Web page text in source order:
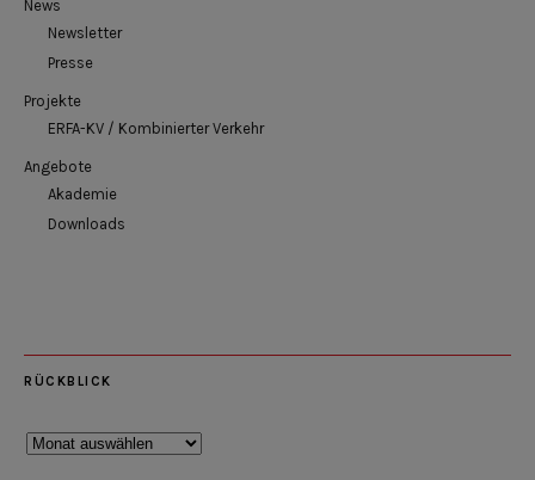
News
Newsletter
Presse
Projekte
ERFA-KV / Kombinierter Verkehr
Angebote
Akademie
Downloads
RÜCKBLICK
Rückblick